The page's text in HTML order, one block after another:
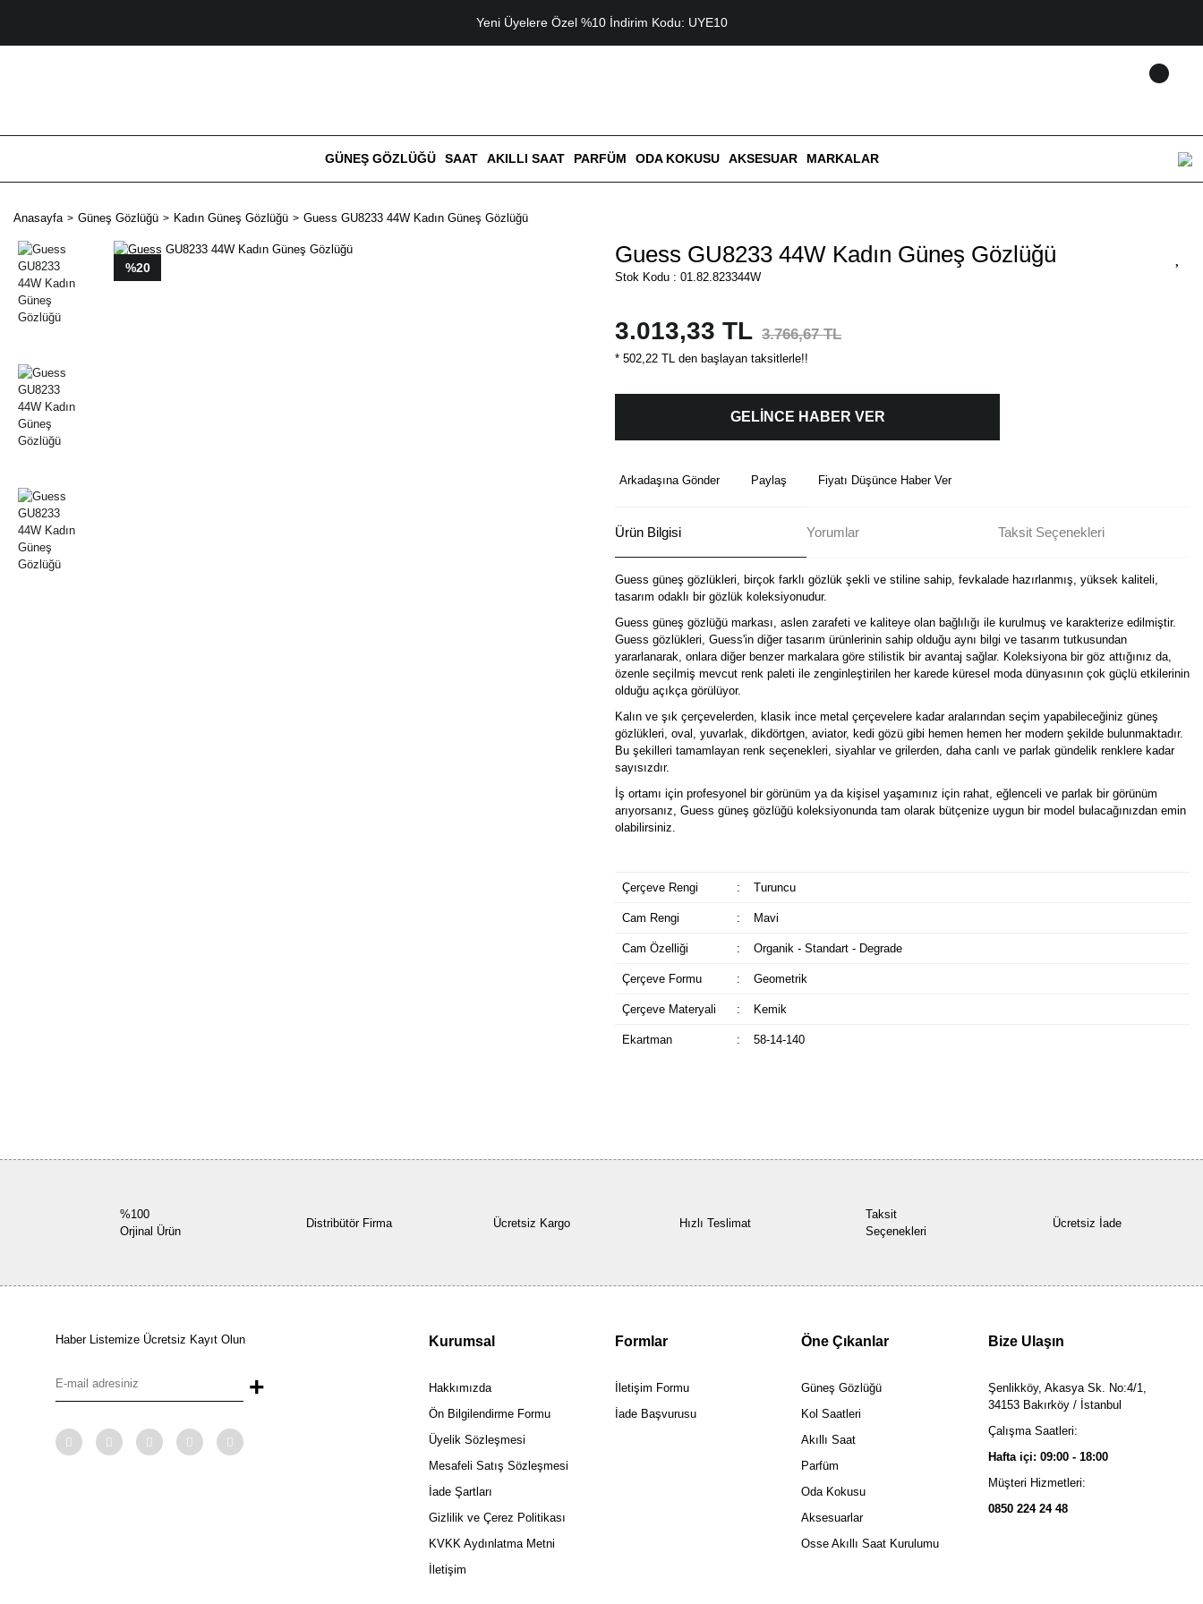
Yeni Üyelere Özel %10 İndirim Kodu: UYE10
GÜNEŞ GÖZLÜĞÜ SAAT AKILLI SAAT PARFÜM ODA KOKUSU AKSESUAR MARKALAR
Anasayfa Güneş Gözlüğü Kadın Güneş Gözlüğü Guess GU8233 44W Kadın Güneş Gözlüğü
%20 Guess GU8233 44W Kadın Güneş Gözlüğü
Stok Kodu : 01.82.823344W
3.013,33 TL 3.766,67 TL
* 502,22 TL den başlayan taksitlerle!!
GELİNCE HABER VER
Arkadaşına Gönder Paylaş Fiyatı Düşünce Haber Ver
Ürün Bilgisi Yorumlar Taksit Seçenekleri
Guess güneş gözlükleri, birçok farklı gözlük şekli ve stiline sahip, fevkalade hazırlanmış, yüksek kaliteli,
tasarım odaklı bir gözlük koleksiyonudur.
Guess güneş gözlüğü markası, aslen zarafeti ve kaliteye olan bağlılığı ile kurulmuş ve karakterize edilmiştir.
Guess gözlükleri, Guess'in diğer tasarım ürünlerinin sahip olduğu aynı bilgi ve tasarım tutkusundan
yararlanarak, onlara diğer benzer markalara göre stilistik bir avantaj sağlar. Koleksiyona bir göz attığınız da,
özenle seçilmiş mevcut renk paleti ile zenginleştirilen her karede küresel moda dünyasının çok güçlü etkilerinin
olduğu açıkça görülüyor.
Kalın ve şık çerçevelerden, klasik ince metal çerçevelere kadar aralarından seçim yapabileceğiniz güneş
gözlükleri, oval, yuvarlak, dikdörtgen, aviator, kedi gözü gibi hemen hemen her modern şekilde bulunmaktadır.
Bu şekilleri tamamlayan renk seçenekleri, siyahlar ve grilerden, daha canlı ve parlak gündelik renklere kadar
sayısızdır.
İş ortamı için profesyonel bir görünüm ya da kişisel yaşamınız için rahat, eğlenceli ve parlak bir görünüm
arıyorsanız, Guess güneş gözlüğü koleksiyonunda tam olarak bütçenize uygun bir model bulacağınızdan emin
olabilirsiniz.
Çerçeve Rengi : Turuncu
Cam Rengi : Mavi
Cam Özelliği : Organik - Standart - Degrade
Çerçeve Formu : Geometrik
Çerçeve Materyali : Kemik
Ekartman : 58-14-140
%100
Orjinal Ürün
Distribütör Firma Ücretsiz Kargo Hızlı Teslimat
Taksit
Seçenekleri
Ücretsiz İade
Haber Listemize Ücretsiz Kayıt Olun
+
Kurumsal
Hakkımızda
Ön Bilgilendirme Formu
Üyelik Sözleşmesi
Mesafeli Satış Sözleşmesi
İade Şartları
Gizlilik ve Çerez Politikası
KVKK Aydınlatma Metni
İletişim
Formlar
İletişim Formu
İade Başvurusu
Öne Çıkanlar
Güneş Gözlüğü
Kol Saatleri
Akıllı Saat
Parfüm
Oda Kokusu
Aksesuarlar
Osse Akıllı Saat Kurulumu
Bize Ulaşın
Şenlikköy, Akasya Sk. No:4/1,
34153 Bakırköy / İstanbul
Çalışma Saatleri:
Hafta içi: 09:00 - 18:00
Müşteri Hizmetleri:
0850 224 24 48